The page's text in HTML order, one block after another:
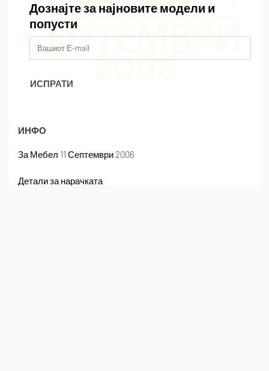
ИНФО
За Мебел 11 Септември 2006
Детали за нарачката
Дознајте за најновите модели и
попусти